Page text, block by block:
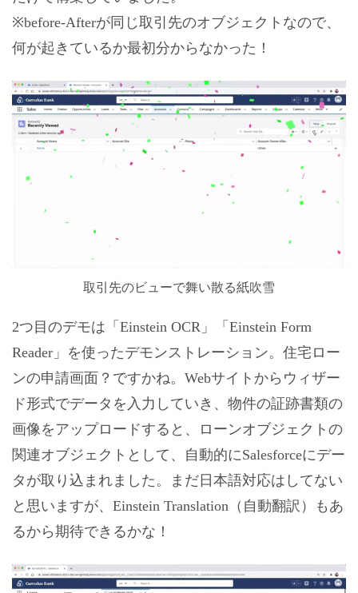
※before-Afterが同じ取引先のオブジェクトなので、
何が起きているか最初分からなかった！
取引先のビューで舞い散る紙吹雪
2つ目のデモは「Einstein OCR」「Einstein Form
Reader」を使ったデモンストレーション。住宅ロー
ンの申請画面？ですかね。Webサイトからウィザー
ド形式でデータを入力していき、物件の証跡書類の
画像をアップロードすると、ローンオブジェクトの
関連オブジェクトとして、自動的にSalesforceにデー
タが取り込まれました。まだ日本語対応はしてない
と思いますが、Einstein Translation（自動翻訳）もあ
るから期待できるかな！